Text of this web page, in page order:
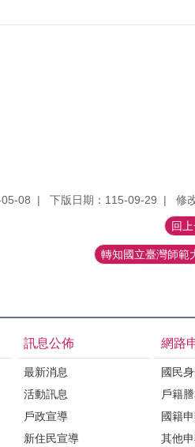
08 下版日期：115-09-29 修
回
轉知國立臺灣師範
訊息公佈
最新消息
活動訊息
戶政宣導
新住民宣導
網路
國民
戶籍
國籍
其他